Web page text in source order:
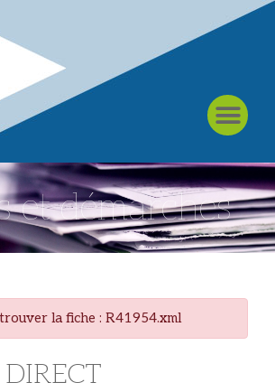
et démarches
la fiche : R41954.xml